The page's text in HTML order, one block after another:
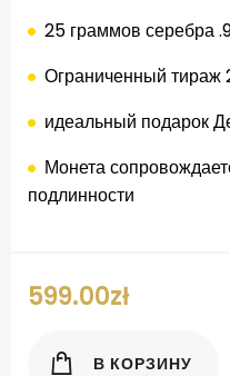
25 граммов серебра
Ограниченный тираж
идеальный подарок
Монета
подлинности
599.00zł
В КОРЗИНУ